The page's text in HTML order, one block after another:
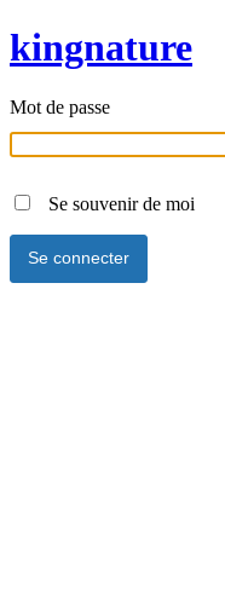
kingnature
Mot de passe
Se souvenir de moi